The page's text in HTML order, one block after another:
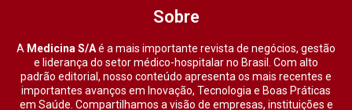
Sobre
A Medicina S/Aé a mais importante revista de negócios, gestão
e liderança do setor médico-hospitalar no Brasil. Com alto
padrão editorial, nosso conteúdo apresenta os mais recentes e
importantes avanços em Inovação, Tecnologia e Boas Práticas
em Saúde. Compartilhamos a visão de empresas, instituições e